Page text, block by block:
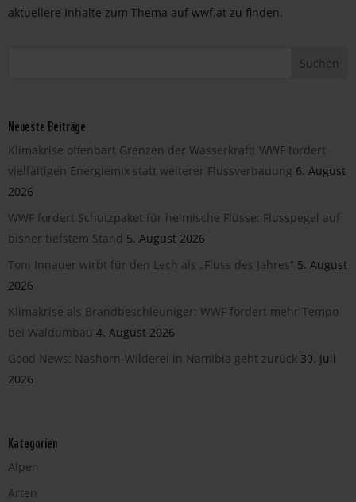
aktuellere Inhalte zum Thema auf wwf.at zu finden.
Neueste Beiträge
Klimakrise offenbart Grenzen der Wasserkraft: WWF fordert
vielfältigen Energiemix statt weiterer Flussverbauung 6. August
2026
WWF fordert Schutzpaket für heimische Flüsse: Flusspegel auf
bisher tiefstem Stand 5. August 2026
Toni Innauer wirbt für den Lech als „Fluss des Jahres“ 5. August
2026
Klimakrise als Brandbeschleuniger: WWF fordert mehr Tempo
bei Waldumbau 4. August 2026
Good News: Nashorn-Wilderei in Namibia geht zurück 30. Juli
2026
Kategorien
Alpen
Arten